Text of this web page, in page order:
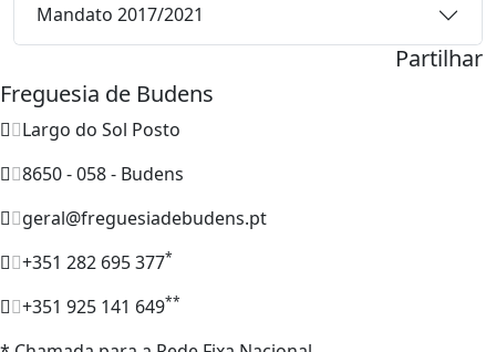
Mandato 2017/2021
Partilhar
Freguesia de Budens
Largo do Sol Posto
8650 - 058 - Budens
geral@freguesiadebudens.pt
+351 282 695 377*
+351 925 141 649**